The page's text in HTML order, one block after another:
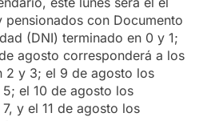
con Documento
(DNI) terminado en 0 y 1;
agosto corresponderá a los
2 y 3; el 9 de agosto los
el 10 de agosto los
y el 11 de agosto los